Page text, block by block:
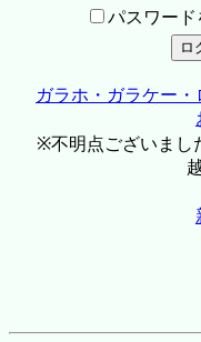
パスワード
ガラホ・ガラケー
※不明点ございまし